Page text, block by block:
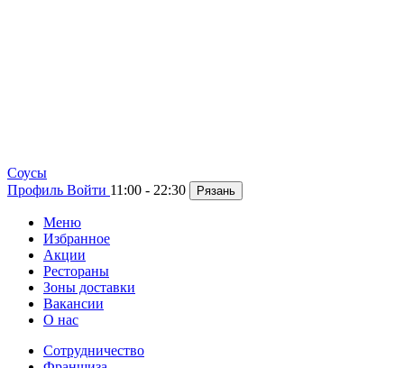
Cоусы
Профиль Войти 11:00 - 22:30 Рязань
Меню
Избранное
Акции
Рестораны
Зоны доставки
Вакансии
О нас
Сотрудничество